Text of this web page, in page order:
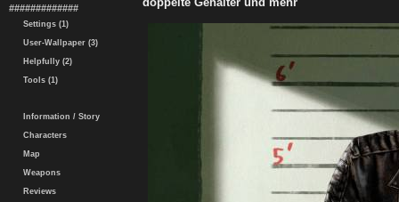
#############
Settings (1)
User-Wallpaper (3)
Helpfully (2)
Tools (1)
Information / Story
Characters
Map
Weapons
Reviews